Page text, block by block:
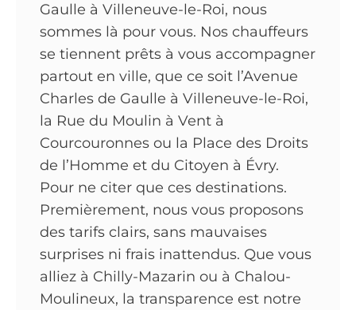
Gaulle à Villeneuve-le-Roi, nous
sommes là pour vous. Nos chauffeurs
se tiennent prêts à vous accompagner
partout en ville, que ce soit l’Avenue
Charles de Gaulle à Villeneuve-le-Roi,
la Rue du Moulin à Vent à
Courcouronnes ou la Place des Droits
de l’Homme et du Citoyen à Évry.
Pour ne citer que ces destinations.
Premièrement, nous vous proposons
des tarifs clairs, sans mauvaises
surprises ni frais inattendus. Que vous
alliez à Chilly-Mazarin ou à Chalou-
Moulineux, la transparence est notre